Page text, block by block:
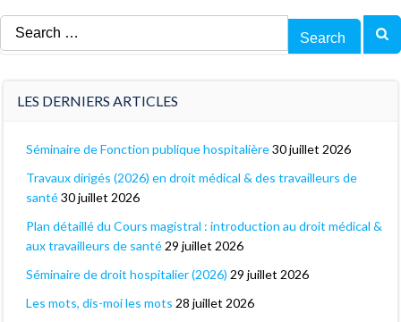
Search
for:
LES DERNIERS ARTICLES
Séminaire de Fonction publique hospitalière30 juillet 2026
Travaux dirigés (2026) en droit médical & des travailleurs de
santé30 juillet 2026
Plan détaillé du Cours magistral : introduction au droit médical &
aux travailleurs de santé 29 juillet 2026
Séminaire de droit hospitalier (2026) 29 juillet 2026
Les mots, dis-moi les mots 28 juillet 2026